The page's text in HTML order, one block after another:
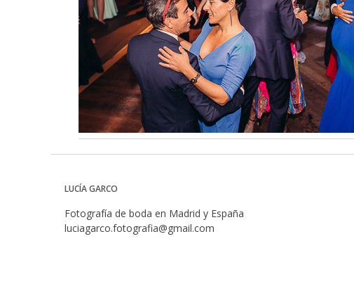
LUCÍA GARCO
Fotografía de boda en Madrid y España
luciagarco.fotografia@gmail.com